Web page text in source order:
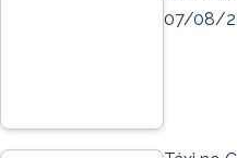
07/08/